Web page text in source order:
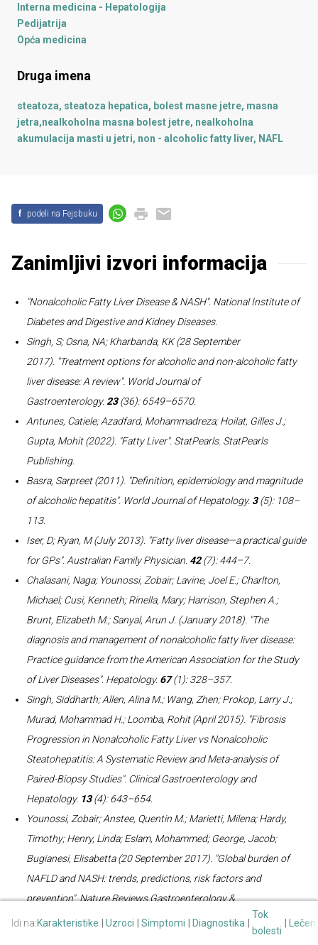
Idi na:Karakteristike Uzroci Simptomi Diagnostika
Tok
bolesti
Interna medicina - Hepatologija
Pedijatrija
Opća medicina
Druga imena
steatoza, steatoza hepatica, bolest masne jetre, masna
jetra,nealkoholna masna bolest jetre, nealkoholna
akumulacija masti u jetri, non - alcoholic fatty liver, NAFL
f podeli na Fejsbuku
Zanimljivi izvori informacija
"Nonalcoholic Fatty Liver Disease & NASH". National Institute of
Diabetes and Digestive and Kidney Diseases.
Singh, S; Osna, NA; Kharbanda, KK (28 September
2017). "Treatment options for alcoholic and non-alcoholic fatty
liver disease: A review". World Journal of
Gastroenterology.23(36): 6549–6570.
Antunes, Catiele; Azadfard, Mohammadreza; Hoilat, Gilles J.;
Gupta, Mohit (2022). "Fatty Liver". StatPearls. StatPearls
Publishing.
Basra, Sarpreet (2011). "Definition, epidemiology and magnitude
of alcoholic hepatitis". World Journal of Hepatology. 3(5): 108–
113.
Iser, D; Ryan, M (July 2013). "Fatty liver disease—a practical guide
for GPs".Australian Family Physician. 42(7): 444–7.
Chalasani, Naga; Younossi, Zobair; Lavine, Joel E.; Charlton,
Michael; Cusi, Kenneth; Rinella, Mary; Harrison, Stephen A.;
Brunt, Elizabeth M.; Sanyal, Arun J. (January 2018). "The
diagnosis and management of nonalcoholic fatty liver disease:
Practice guidance from the American Association for the Study
of Liver Diseases". Hepatology. 67(1): 328–357.
Singh, Siddharth; Allen, Alina M.; Wang, Zhen; Prokop, Larry J.;
Murad, Mohammad H.; Loomba, Rohit (April 2015). "Fibrosis
Progression in Nonalcoholic Fatty Liver vs Nonalcoholic
Steatohepatitis: A Systematic Review and Meta-analysis of
Paired-Biopsy Studies". Clinical Gastroenterology and
Hepatology. 13(4): 643–654.
Younossi, Zobair; Anstee, Quentin M.; Marietti, Milena; Hardy,
Timothy; Henry, Linda; Eslam, Mohammed; George, Jacob;
Bugianesi, Elisabetta (20 September 2017). "Global burden of
NAFLD and NASH: trends, predictions, risk factors and
prevention".Nature Reviews Gastroenterology &
Hepatology.15(1): 11–20.
Qian Y, Fan JG (May 2005). "Obesity, fatty liver and liver